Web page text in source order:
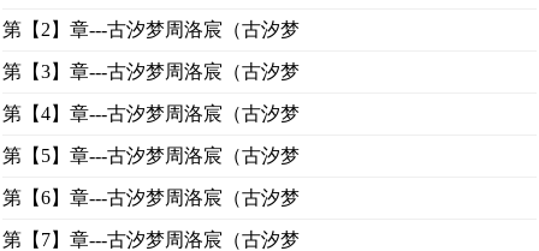
第【2】章---古汐梦周洛宸（古汐梦
第【3】章---古汐梦周洛宸（古汐梦
第【4】章---古汐梦周洛宸（古汐梦
第【5】章---古汐梦周洛宸（古汐梦
第【6】章---古汐梦周洛宸（古汐梦
第【7】章---古汐梦周洛宸（古汐梦